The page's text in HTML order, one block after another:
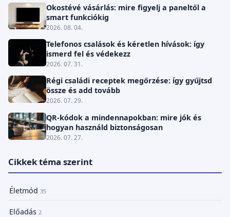
Okostévé vásárlás: mire figyelj a paneltől a
smart funkciókig
2026. 08. 04.
Telefonos csalások és kéretlen hívások: így
ismerd fel és védekezz
2026. 07. 31.
Régi családi receptek megőrzése: így gyűjtsd
össze és add tovább
2026. 07. 29.
QR-kódok a mindennapokban: mire jók és
hogyan használd biztonságosan
2026. 07. 27.
Cikkek téma szerint
Életmód 35
Előadás 2